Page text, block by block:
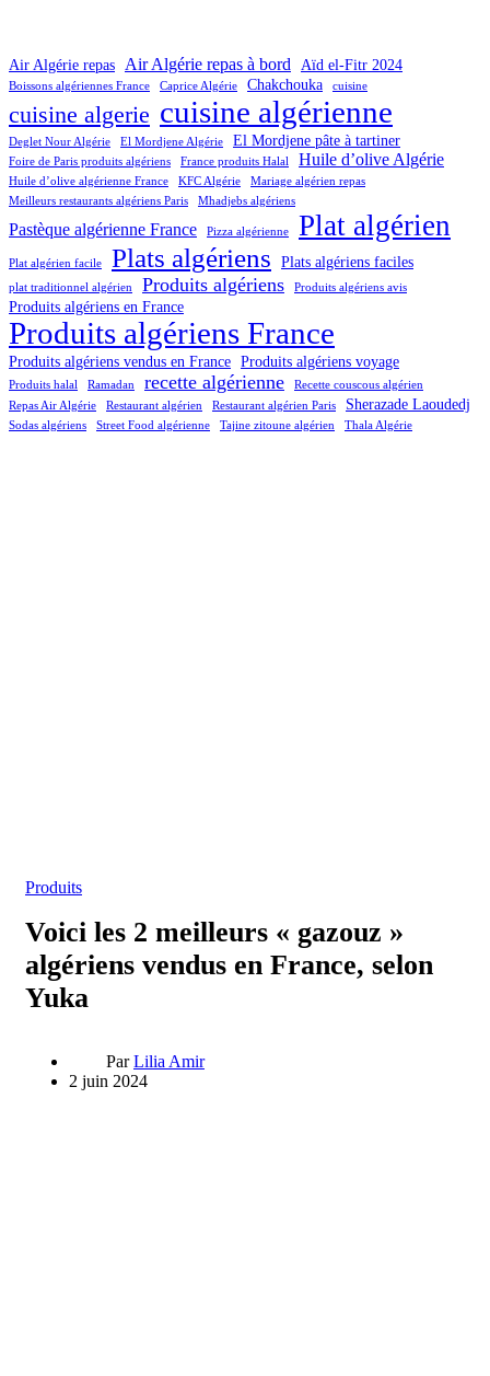
Air Algérie repas Air Algérie repas à bord Aïd el-Fitr 2024
Boissons algériennes France Caprice Algérie Chakchouka cuisine
cuisine algerie cuisine algérienne
Deglet Nour Algérie El Mordjene Algérie El Mordjene pâte à tartiner
Foire de Paris produits algériens France produits Halal Huile d’olive Algérie
Huile d’olive algérienne France KFC Algérie
Mariage algérien repas
Meilleurs restaurants algériens Paris
Mhadjebs algériens
Pastèque algérienne France Pizza algérienne Plat algérien
Plat algérien facile Plats algériens Plats algériens faciles
plat traditionnel algérien Produits algériens Produits algériens avis
Produits algériens en France
Produits algériens France
Produits algériens vendus en France Produits algériens voyage
Produits halal Ramadan recette algérienne
Recette couscous algérien
Repas Air Algérie
Restaurant algérien Restaurant algérien Paris Sherazade Laoudedj
Sodas algériens Street Food algérienne Tajine zitoune algérien Thala Algérie
Produits
Voici les 2 meilleurs « gazouz »
algériens vendus en France, selon
Yuka
ParLilia Amir
2 juin 2024